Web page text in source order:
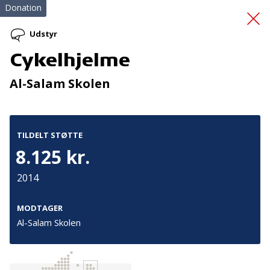
RB Kolding
Donation
Udstyr
Cykelhjelme
Al-Salam Skolen
TILDELT STØTTE
8.125 kr.
2014
MODTAGER
Al-Salam Skolen
Tilmeld nyhedsbrev
De seneste nyheder om TrygFondens og TryghedsGruppens
aktiviteter direkte i din indbakke.